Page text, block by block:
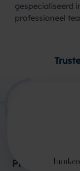
gespecialiseerd
professioneel
Producten